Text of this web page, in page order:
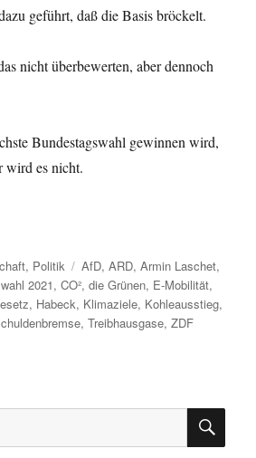
geführt, daß die Basis bröckelt.
nicht überbewerten, aber dennoch
Bundestagswahl gewinnen wird,
wird es nicht.
, Politik Schlagwörter
AfD,ARD,Armin Laschet,
2021,CO²,die Grünen, E-Mobilität,
, Habeck, Klimaziele, Kohleausstieg,
,Treibhausgase,ZDF